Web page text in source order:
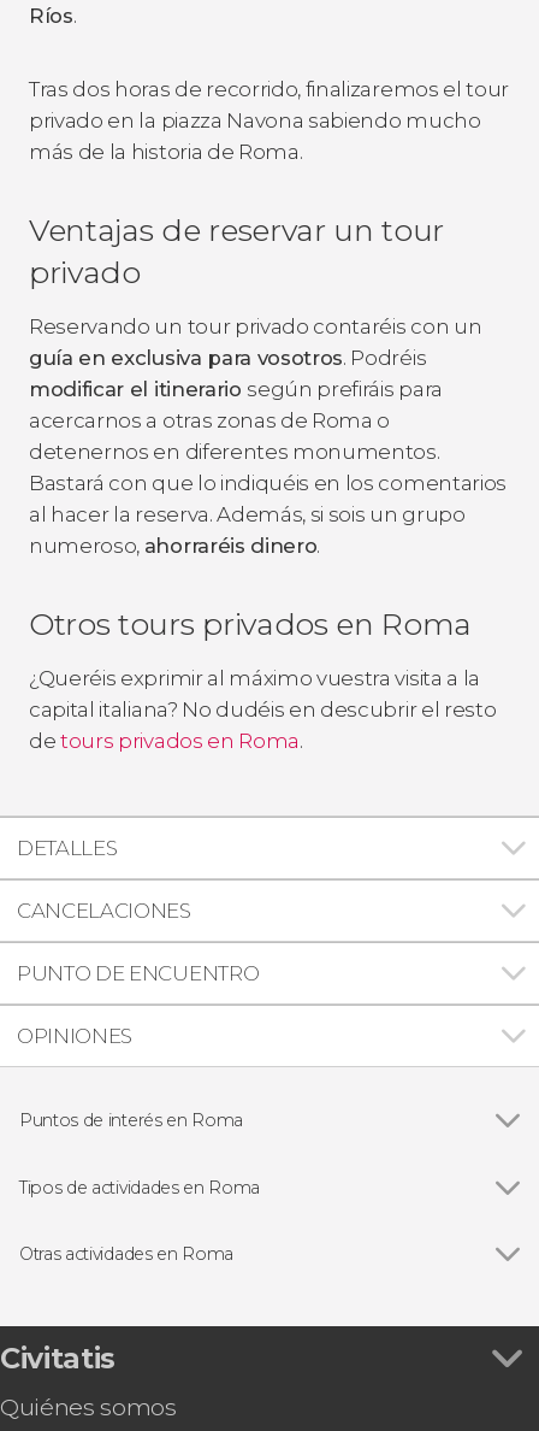
Ríos.
Tras dos horas de recorrido, finalizaremos el tour
privado en la piazza Navona sabiendo mucho
más de la historia de Roma.
Ventajas de reservar un tour
privado
Reservando un tour privado contaréis con un
guía en exclusiva para vosotros. Podréis
modificar el itinerario según prefiráis para
acercarnos a otras zonas de Roma o
detenernos en diferentes monumentos.
Bastará con que lo indiquéis en los comentarios
al hacer la reserva. Además, si sois un grupo
numeroso, ahorraréis dinero.
Otros tours privados en Roma
¿Queréis exprimir al máximo vuestra visita a la
capital italiana? No dudéis en descubrir el resto
de tours privados en Roma.
DETALLES
CANCELACIONES
PUNTO DE ENCUENTRO
OPINIONES
Puntos de interés en Roma
Plaza Navona
Fontana de Trevi
Museos Vaticanos y Capilla Sixtina
Castillo de Sant'Angelo
Museos Capitolinos
Tipos de actividades en Roma
Free tours en Roma
Autobuses desde el aeropuerto de Roma
Autobuses turísticos en Roma
Gastronomía y enoturismo en Roma
Otras actividades en Roma
Excursión a Florencia y Pisa
Tour por el Estadio Olímpico de Roma
Autobús entre Civitavecchia y el aeropuerto de
Civitatis
Quiénes somos